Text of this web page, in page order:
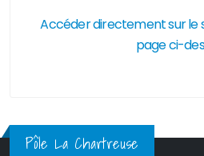
Accéder directement sur le
page ci-
Pôle La Chartreuse